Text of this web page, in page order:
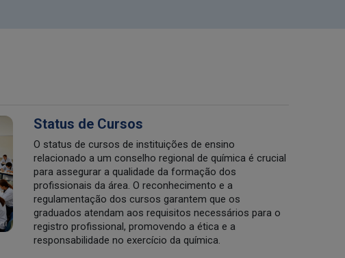
Status de Cursos
O status de cursos de instituições de ensino
relacionado a um conselho regional de química é crucial
para assegurar a qualidade da formação dos
profissionais da área. O reconhecimento e a
regulamentação dos cursos garantem que os
graduados atendam aos requisitos necessários para o
registro profissional, promovendo a ética e a
responsabilidade no exercício da química.